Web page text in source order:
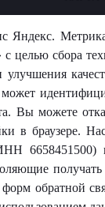
Яндекс.
целью сбора
улучшения
Вы можете
в браузере.
обратной